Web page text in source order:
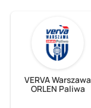
VERVA Warszawa
ORLEN Paliwa